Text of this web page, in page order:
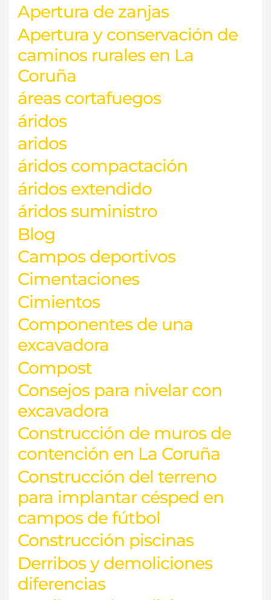
Apertura de zanjas
Apertura y conservación de
caminos rurales en La
Coruña
áreas cortafuegos
áridos
aridos
áridos compactación
áridos extendido
áridos suministro
Blog
Campos deportivos
Cimentaciones
Cimientos
Componentes de una
excavadora
Compost
Consejos para nivelar con
excavadora
Construcción de muros de
contención en La Coruña
Construcción del terreno
para implantar césped en
campos de fútbol
Construcción piscinas
Derribos y demoliciones
diferencias